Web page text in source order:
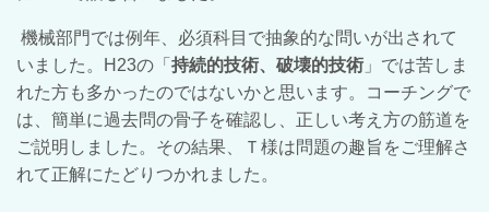
機械部門では例年、必須科目で抽象的な問いが出されて
いました。H23の「 持続的技術、破壊的技術 」では苦しま
れた方も多かったのではないかと思います。コーチングで
は、簡単に過去問の骨子を確認し、正しい考え方の筋道を
ご説明しました。その結果、Ｔ様は問題の趣旨をご理解さ
れて正解にたどりつかれました。